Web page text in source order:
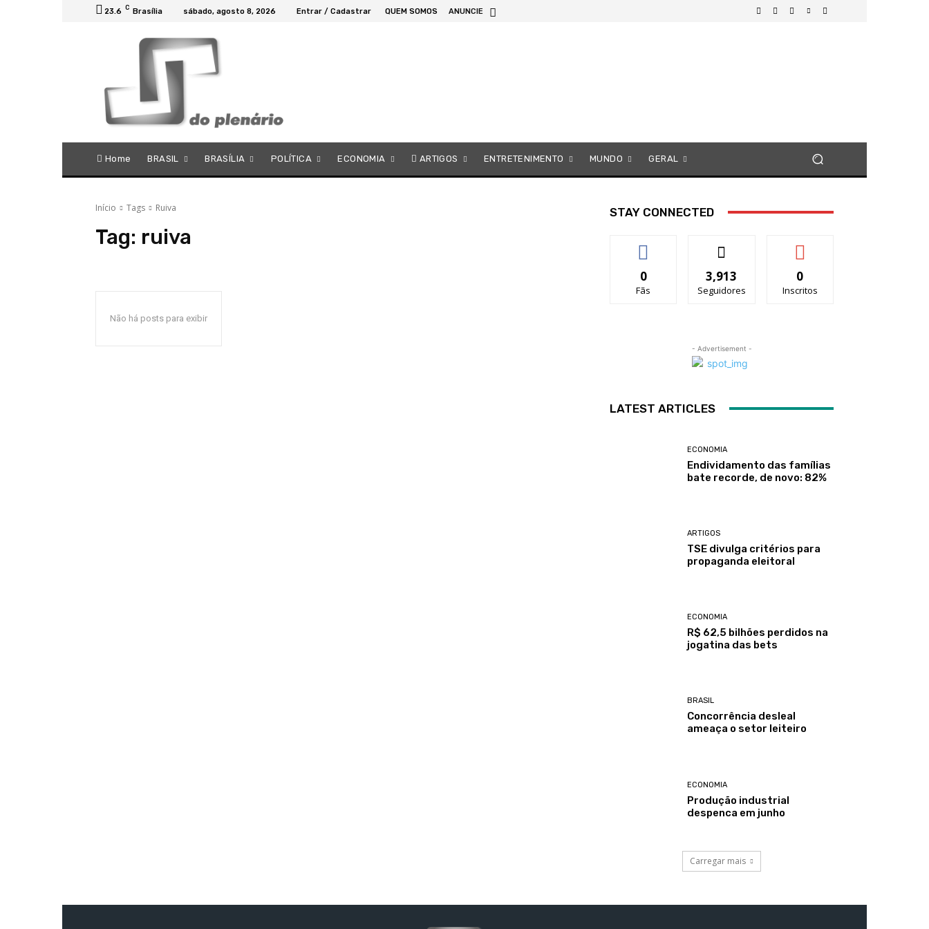
23.6 C Brasília sábado, agosto 8, 2026 Entrar / Cadastrar QUEM SOMOS ANUNCIE
Home BRASIL BRASÍLIA POLÍTICA ECONOMIA ARTIGOS ENTRETENIMENTO MUNDO GERAL
Início Tags Ruiva
Tag: ruiva
Não há posts para exibir
STAY CONNECTED
0
Fãs
3,913
Seguidores
0
Inscritos
- Advertisement -
LATEST ARTICLES
ECONOMIA
Endividamento das famílias
bate recorde, de novo: 82%
ARTIGOS
TSE divulga critérios para
propaganda eleitoral
ECONOMIA
R$ 62,5 bilhões perdidos na
jogatina das bets
BRASIL
Concorrência desleal
ameaça o setor leiteiro
ECONOMIA
Produção industrial
despenca em junho
Carregar mais